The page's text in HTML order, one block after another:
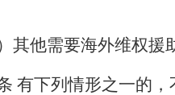
其他需要海外维权援
有下列情形之一的，